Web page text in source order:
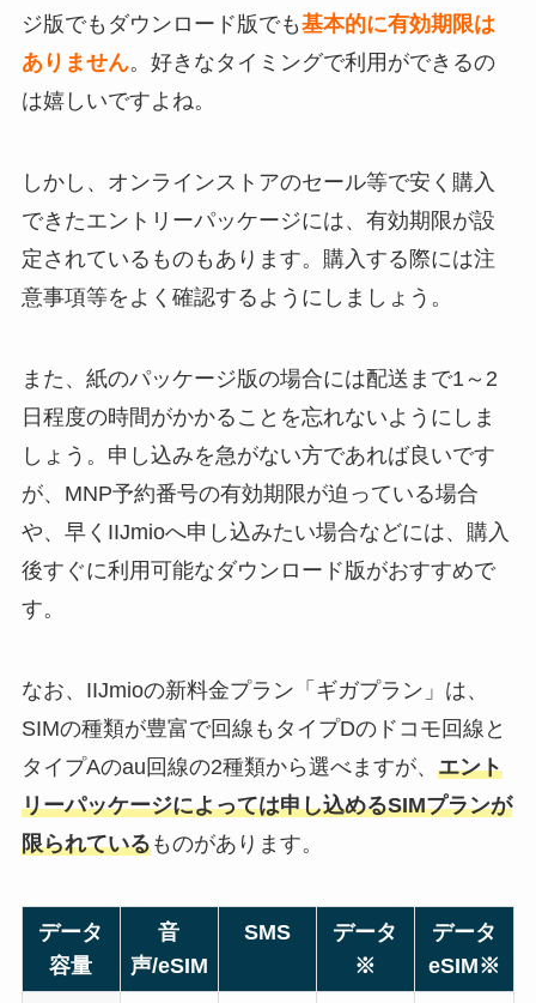
ジ版でもダウンロード版でも基本的に有効期限は
ありません。好きなタイミングで利用ができるの
は嬉しいですよね。
しかし、オンラインストアのセール等で安く購入
できたエントリーパッケージには、有効期限が設
定されているものもあります。購入する際には注
意事項等をよく確認するようにしましょう。
また、紙のパッケージ版の場合には配送まで1～2
日程度の時間がかかることを忘れないようにしま
しょう。申し込みを急がない方であれば良いです
が、MNP予約番号の有効期限が迫っている場合
や、早くIIJmioへ申し込みたい場合などには、購入
後すぐに利用可能なダウンロード版がおすすめで
す。
なお、IIJmioの新料金プラン「ギガプラン」は、
SIMの種類が豊富で回線もタイプDのドコモ回線と
タイプAのau回線の2種類から選べますが、 エント
リーパッケージによっては申し込めるSIMプランが
限られているものがあります。
データ
容量
音
声/eSIM
SMS
データ
※
データ
eSIM※